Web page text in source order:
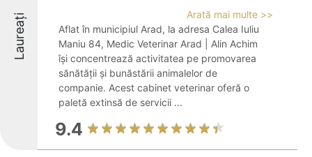
Laureați
Arată mai multe >>
Aflat în municipiul Arad, la adresa Calea Iuliu
Maniu 84, Medic Veterinar Arad | Alin Achim
își concentrează activitatea pe promovarea
sănătății și bunăstării animalelor de
companie. Acest cabinet veterinar oferă o
paletă extinsă de servicii ...
9.4